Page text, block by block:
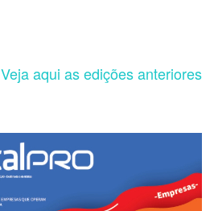
Veja aqui as edições anteriores